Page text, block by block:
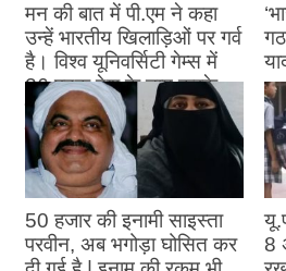
मन की बात में पी.एम ने कहा
उन्हें भारतीय खिलाड़िओं पर गर्व
है। विश्व यूनिवर्सिटी गेम्स में
26 पदक देश के नाम करके
उन्होंने देश का नाम रोशन किया
है
August 27, 2023
50 हजार की इनामी साइस्ता
परवीन, अब भगोड़ा घोसित कर
8